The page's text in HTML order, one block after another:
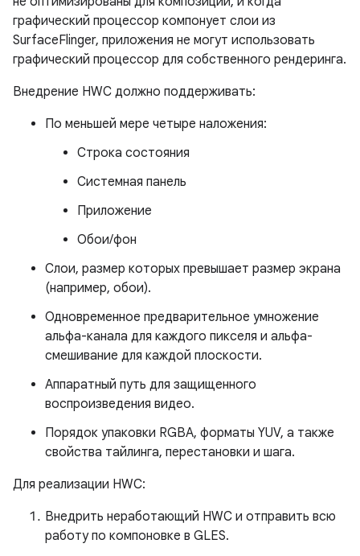
графический процессор компонует слои из
SurfaceFlinger, приложения не могут использовать
графический процессор для собственного рендеринга.
Внедрение HWC должно поддерживать:
По меньшей мере четыре наложения:
Строка состояния
Системная панель
Приложение
Обои/фон
Слои, размер которых превышает размер экрана
(например, обои).
Одновременное предварительное умножение
альфа-канала для каждого пикселя и альфа-
смешивание для каждой плоскости.
Аппаратный путь для защищенного
воспроизведения видео.
Порядок упаковки RGBA, форматы YUV, а также
свойства тайлинга, перестановки и шага.
Для реализации HWC:
Внедрить неработающий HWC и отправить всю
работу по компоновке в GLES.